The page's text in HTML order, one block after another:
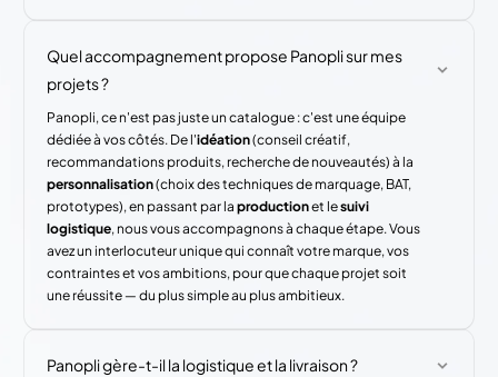
Quel accompagnement propose Panopli sur mes
projets ?
Panopli, ce n'est pas juste un catalogue : c'est une équipe
dédiée à vos côtés. De l'idéation(conseil créatif,
recommandations produits, recherche de nouveautés) à la
personnalisation(choix des techniques de marquage, BAT,
prototypes), en passant par laproductionet lesuivi
logistique, nous vous accompagnons à chaque étape. Vous
avez un interlocuteur unique qui connaît votre marque, vos
contraintes et vos ambitions, pour que chaque projet soit
une réussite — du plus simple au plus ambitieux.
Panopli gère-t-il la logistique et la livraison ?